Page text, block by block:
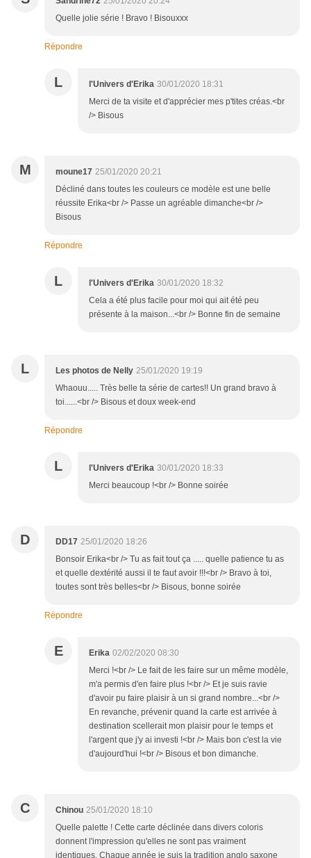
Quelle jolie série ! Bravo ! Bisouxxx
Répondre
L l'Univers d'Erika 30/01/2020 18:31
Merci de ta visite et d'apprécier mes p'tites créas.<br
/> Bisous
M moune17 25/01/2020 20:21
Décliné dans toutes les couleurs ce modèle est une belle
réussite Erika<br /> Passe un agréable dimanche<br />
Bisous
Répondre
L l'Univers d'Erika 30/01/2020 18:32
Cela a été plus facile pour moi qui ait été peu
présente à la maison...<br /> Bonne fin de semaine
L Les photos de Nelly 25/01/2020 19:19
Whaouu..... Très belle ta série de cartes!! Un grand bravo à
toi......<br /> Bisous et doux week-end
Répondre
L l'Univers d'Erika 30/01/2020 18:33
Merci beaucoup !<br /> Bonne soirée
D DD17 25/01/2020 18:26
Bonsoir Erika<br /> Tu as fait tout ça ..... quelle patience tu as
et quelle dextérité aussi il te faut avoir !!!<br /> Bravo à toi,
toutes sont très belles<br /> Bisous, bonne soirée
Répondre
E Erika 02/02/2020 08:30
Merci !<br /> Le fait de les faire sur un même modèle,
m'a permis d'en faire plus !<br /> Et je suis ravie
d'avoir pu faire plaisir à un si grand nombre...<br />
En revanche, prévenir quand la carte est arrivée à
destination scellerait mon plaisir pour le temps et
l'argent que j'y ai investi !<br /> Mais bon c'est la vie
d'aujourd'hui !<br /> Bisous et bon dimanche.
C Chinou 25/01/2020 18:10
Quelle palette ! Cette carte déclinée dans divers coloris
donnent l'impression qu'elles ne sont pas vraiment
identiques. Chaque année je suis la tradition anglo saxone